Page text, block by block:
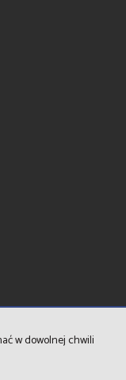
Kontakt
w dowolnej chwili